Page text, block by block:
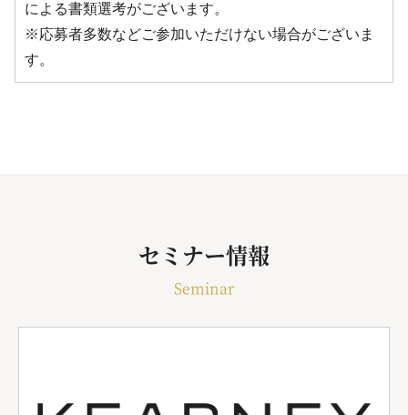
による書類選考がございます。
※応募者多数などご参加いただけない場合がございま
す。
セミナー情報
Seminar